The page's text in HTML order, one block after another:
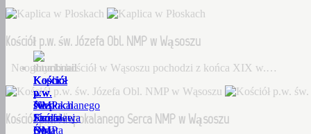
Kościół p.w. św. Józefa Obl. NMP w Wąsoszu
Neogotycki kościół w Wąsoszu pochodzi z końca XIX w.…
Kościół p.w. Niepokalanego Serca NMP w Wąsoszu
Kościół
p.w.
św.
Stanisława
Bpa
Kaplica
w
Płoskach
Kościół
p.w.
św.
Józefa
Obl.
Kościół
p.w.
Niepokalanego
Serca
NMP
Kościół
p.w.
NMP
Królowej
Świata